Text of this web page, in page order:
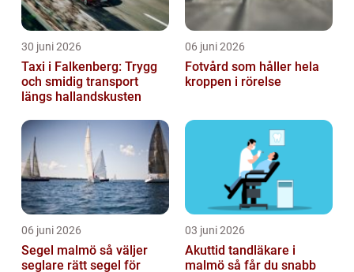
30 juni 2026
Taxi i Falkenberg: Trygg
och smidig transport
längs hallandskusten
06 juni 2026
Fotvård som håller hela
kroppen i rörelse
06 juni 2026
Segel malmö så väljer
seglare rätt segel för
03 juni 2026
Akuttid tandläkare i
malmö så får du snabb